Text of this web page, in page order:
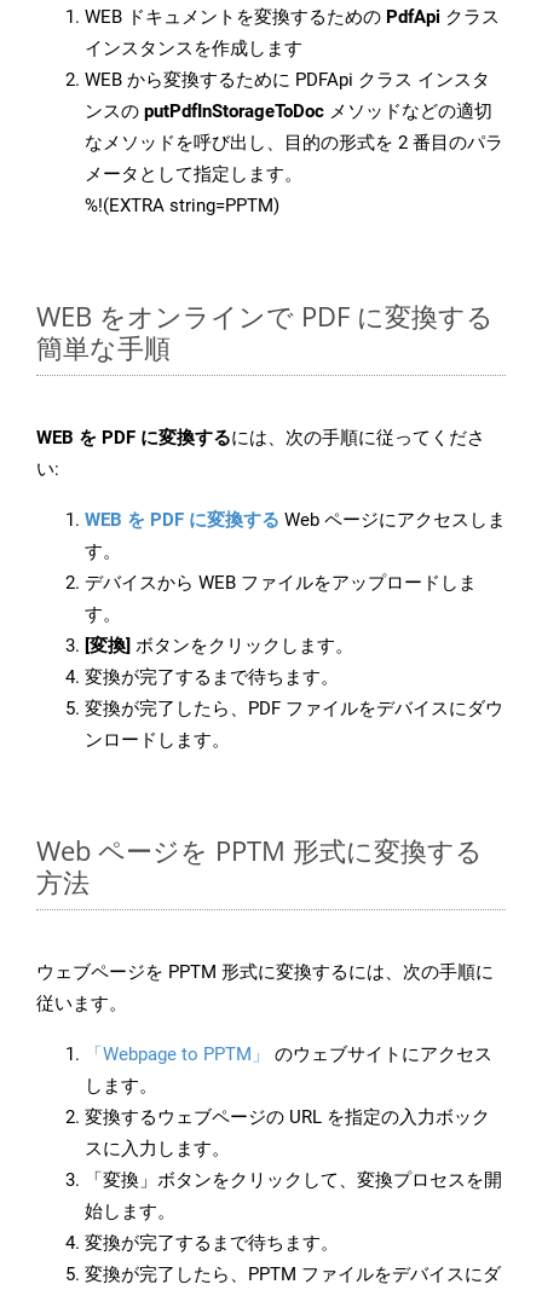
WEB ドキュメントを変換するための PdfApi クラス
インスタンスを作成します
WEB から変換するために PDFApi クラス インスタ
ンスの putPdfInStorageToDoc メソッドなどの適切
なメソッドを呼び出し、目的の形式を 2 番目のパラ
メータとして指定します。
%!(EXTRA string=PPTM)
WEB をオンラインで PDF に変換する
簡単な手順
WEB を PDF に変換するには、次の手順に従ってくださ
い:
WEB を PDF に変換する Web ページにアクセスしま
す。
デバイスから WEB ファイルをアップロードしま
す。
[変換] ボタンをクリックします。
変換が完了するまで待ちます。
変換が完了したら、PDF ファイルをデバイスにダウ
ンロードします。
Web ページを PPTM 形式に変換する
方法
ウェブページを PPTM 形式に変換するには、次の手順に
従います。
「Webpage to PPTM」
のウェブサイトにアクセス
します。
変換するウェブページの URL を指定の入力ボック
スに入力します。
「変換」ボタンをクリックして、変換プロセスを開
始します。
変換が完了するまで待ちます。
変換が完了したら、PPTM ファイルをデバイスにダ